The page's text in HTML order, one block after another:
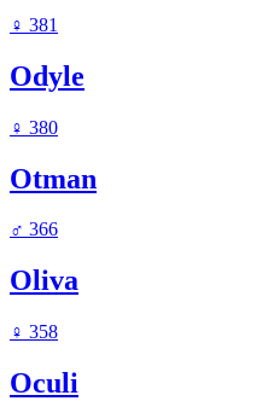
♀ 381
Odyle
♀ 380
Otman
♂ 366
Oliva
♀ 358
Oculi